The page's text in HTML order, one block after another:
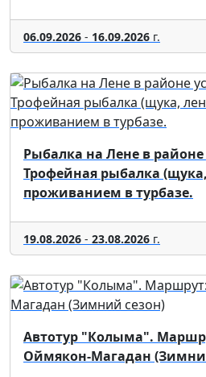
06.09.2026 - 16.09.2026 г.
Рыбалка на Лене в
Трофейная рыбалка
проживанием в турбазе.
19.08.2026 - 23.08.2026 г.
Автотур "Колыма".
Оймякон-Магадан